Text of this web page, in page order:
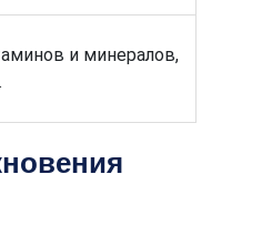
и минералов,